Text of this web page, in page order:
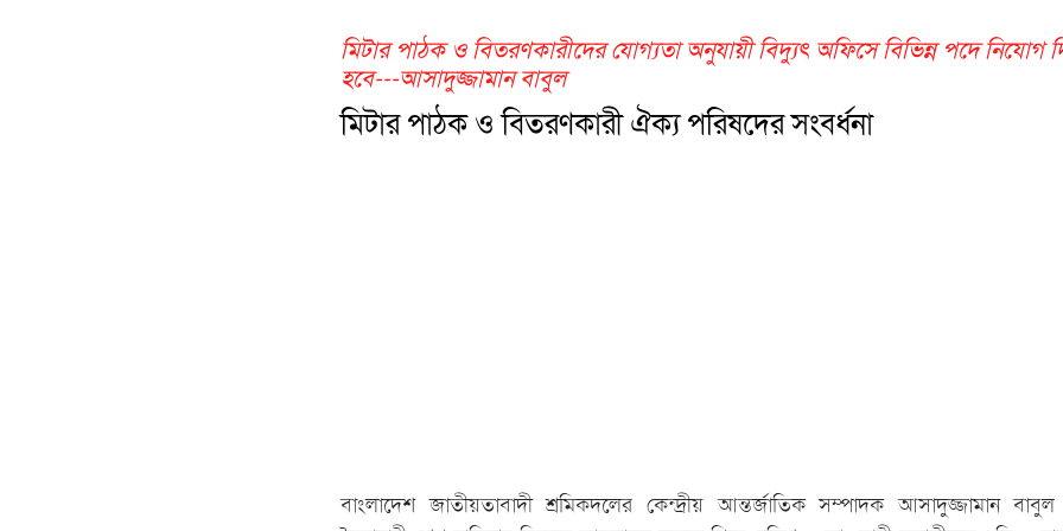
মিটার পাঠক ও বিতরণকারীদের যোগ্যতা অনুযায়ী বিদ্যুৎ অফিসে বিভিন্ন পদে নিযোগ
হবে---আসাদুজ্জামান বাবুল
মিটার পাঠক ও বিতরণকারী ঐক্য পরিষদের সংবর্ধনা
বাংলাদেশ জাতীয়তাবাদী শ্রমিকদলের কেন্দ্রীয় আন্তর্জাতিক সম্পাদক আসাদুজ্জামান